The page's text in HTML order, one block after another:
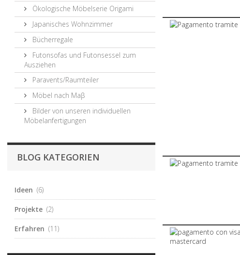
Ökologische Möbelserie Origami
Japanisches Wohnzimmer
Bücherregale
Futonsofas und Futonsessel zum
Ausziehen
Paravents/Raumteiler
Möbel nach Maβ
Bilder von unseren individuellen
Möbelanfertigungen
BLOG KATEGORIEN
Ideen (6)
Projekte (2)
Erfahren (11)